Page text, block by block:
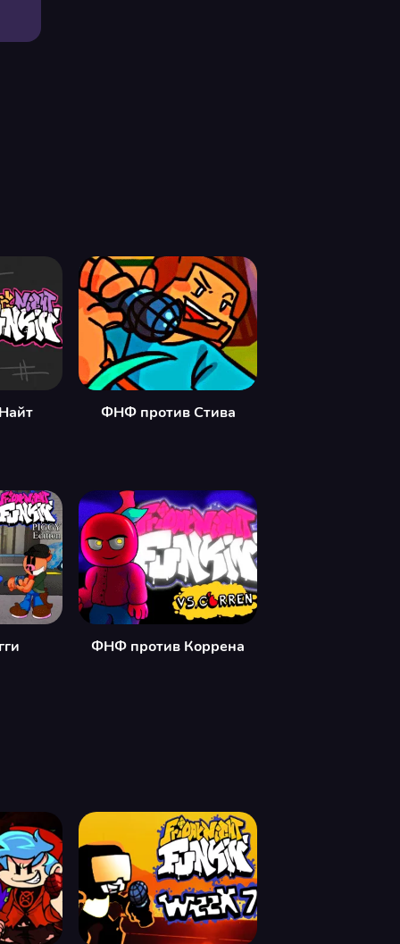
ФНФ против Стива
ФНФ против Коррена